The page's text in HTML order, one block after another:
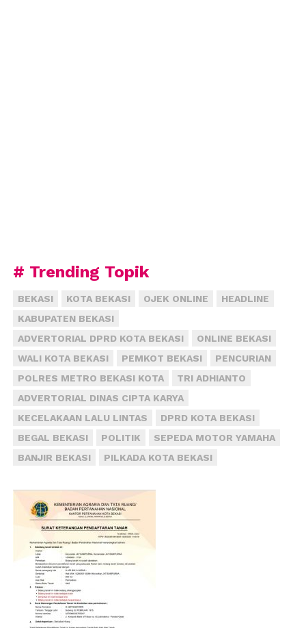
# Trending Topik
BEKASI KOTA BEKASI OJEK ONLINE
HEADLINE
KABUPATEN BEKASI
ADVERTORIAL DPRD KOTA BEKASI
ONLINE BEKASI
WALI KOTA BEKASI
PEMKOT BEKASI
PENCURIAN
POLRES METRO BEKASI KOTA
TRI ADHIANTO
ADVERTORIAL DINAS CIPTA KARYA
KECELAKAAN LALU LINTAS
DPRD KOTA BEKASI
BEGAL BEKASI
POLITIK
SEPEDA MOTOR YAMAHA
BANJIR BEKASI
PILKADA KOTA BEKASI